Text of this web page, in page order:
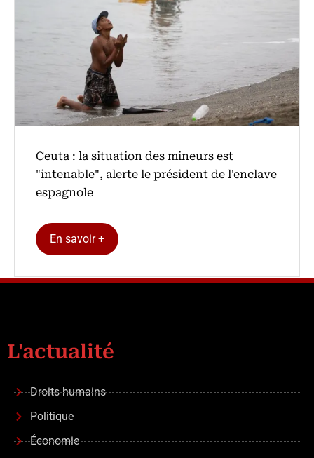
Ceuta : la situation des mineurs est
"intenable", alerte le président de l'enclave
espagnole
En savoir +
L'actualité
Droits humains
Politique
Économie